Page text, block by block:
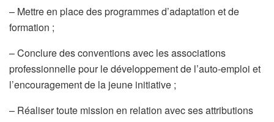
– Mettre en place des programmes d’adaptation et de
formation ;
– Conclure des conventions avec les associations
professionnelle pour le développement de l’auto-emploi et
l’encouragement de la jeune initiative ;
– Réaliser toute mission en relation avec ses attributions